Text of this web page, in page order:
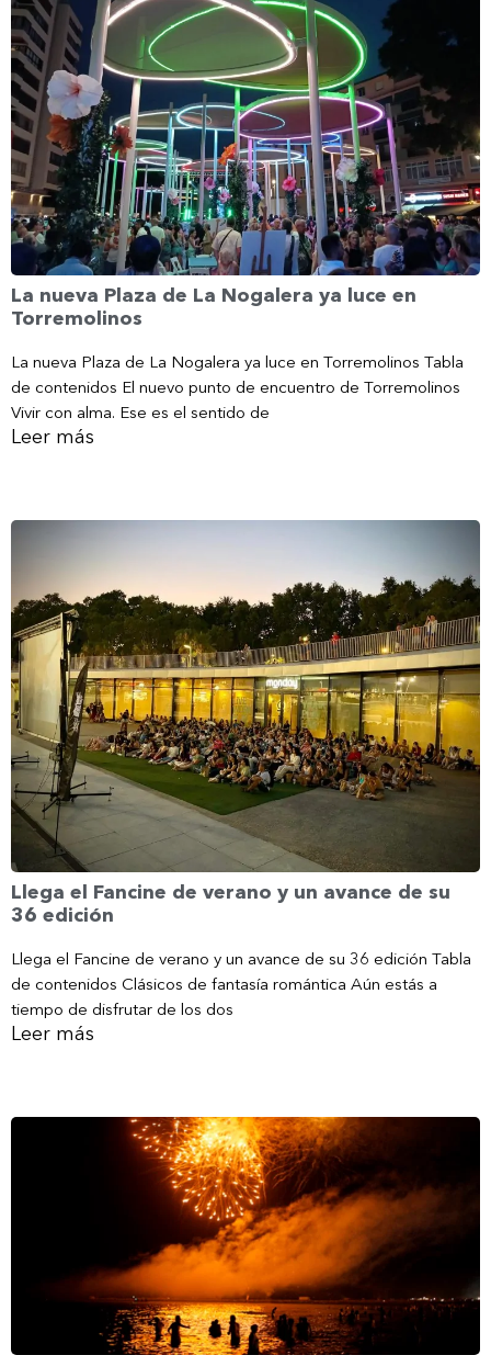
La nueva Plaza de La Nogalera ya luce en
Torremolinos
La nueva Plaza de La Nogalera ya luce en Torremolinos Tabla
de contenidos El nuevo punto de encuentro de Torremolinos
Vivir con alma. Ese es el sentido de
Leer más
Llega el Fancine de verano y un avance de su
36 edición
Llega el Fancine de verano y un avance de su 36 edición Tabla
de contenidos Clásicos de fantasía romántica Aún estás a
tiempo de disfrutar de los dos
Leer más